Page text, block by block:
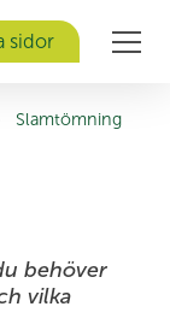
sidor
Slam­tömning
behöver
vilka